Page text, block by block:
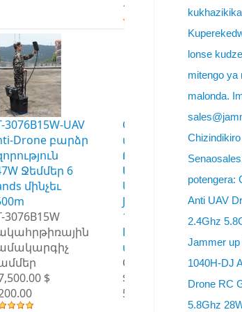
1,700.00
3076B15W-UAV
Drone բարձր
Ջեմմեր 6
մինչեւ
3076B15W
$
CT-4035-UAV
տղամարդկանց
Ուղղորդված
Անթենային Դրեյն
UAV 107W 5 Bands
Jammer- ը մինչեւ
1000 մ-ը, GO
HOME
տարբերակով
CT-4035-UAV- ը
$ 6,100.00 $
5,800.00
lonse
mitengo ya
malonda.
potengera:
Anti UAV
2.4Ghz
Jammer
1040H-DJ
Drone RC
5.8Ghz